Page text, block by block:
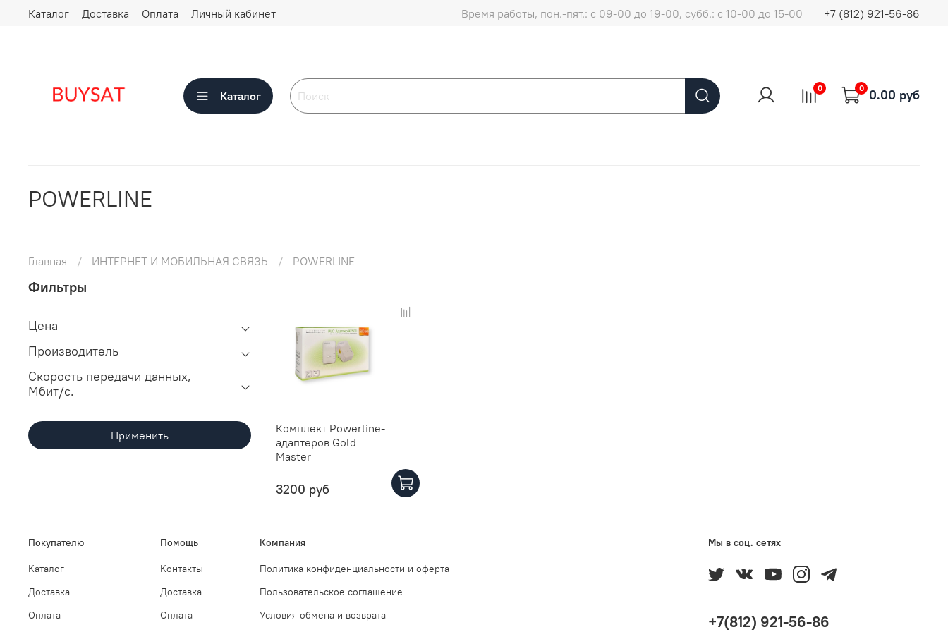
Каталог Доставка Оплата Личный кабинет Время работы, пон.-пят.: с 09-00 до 19-00, субб.: с 10-00 до 15-00 +7 (812) 921-56-86
Каталог
0 0 0.00 руб
POWERLINE
Главная ИНТЕРНЕТ И МОБИЛЬНАЯ СВЯЗЬ POWERLINE
Комплект Powerline-
адаптеров Gold
Master
3200 руб
Фильтры
Цена
Производитель
Скорость передачи данных,
Мбит/с.
Применить
Покупателю
Каталог
Доставка
Оплата
Помощь
Контакты
Доставка
Оплата
Компания
Политика конфиденциальности и оферта
Пользовательское соглашение
Условия обмена и возврата
Мы в соц. сетях
+7(812) 921-56-86